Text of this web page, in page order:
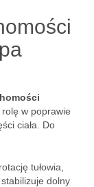
w poprawie
ciała. Do
tułowia,
stabilizuje dolny